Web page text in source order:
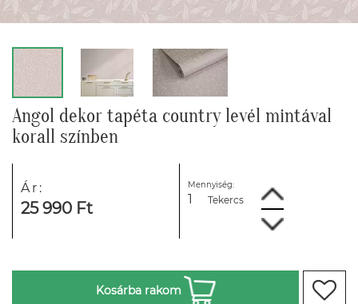
Angol dekor tapéta country levél mintával
korall színben
Ár:
25 990 Ft
Mennyiség:
Tekercs
Kosárba rakom